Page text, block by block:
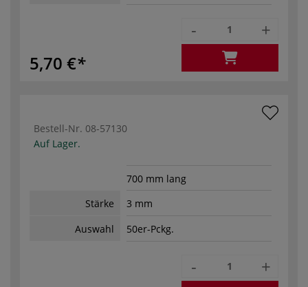
5,70 €
- +
Bestell-Nr. 08-57130
Auf Lager.
700 mm lang
Stärke
3 mm
Auswahl
50er-Pckg.
- +